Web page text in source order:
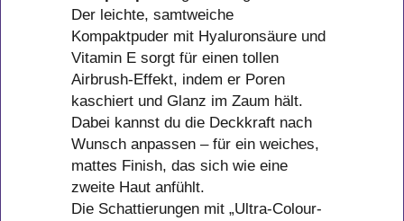
Der leichte, samtweiche
Kompaktpuder mit Hyaluronsäure und
Vitamin E sorgt für einen tollen
Airbrush-Effekt, indem er Poren
kaschiert und Glanz im Zaum hält.
Dabei kannst du die Deckkraft nach
Wunsch anpassen – für ein weiches,
mattes Finish, das sich wie eine
zweite Haut anfühlt.
Die Schattierungen mit „Ultra-Colour-